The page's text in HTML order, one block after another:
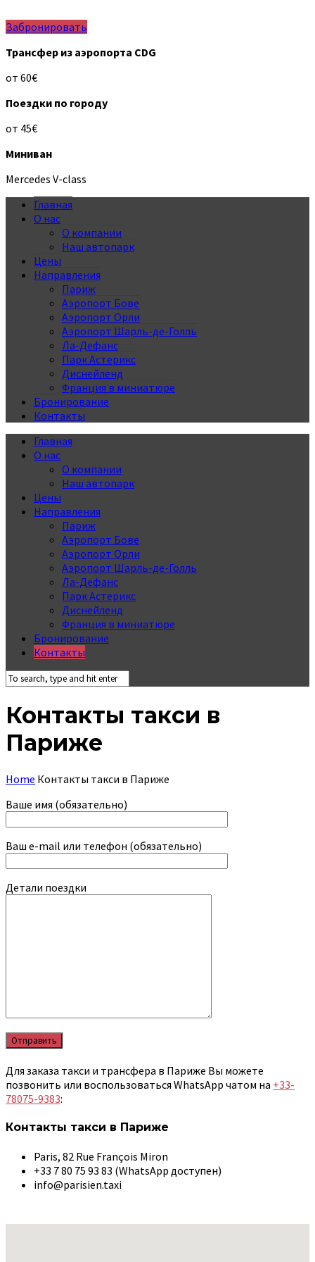
Забронировать
Трансфер из аэропорта CDG
от 60€
Поездки по городу
от 45€
Миниван
Mercedes V-class
Главная
О нас
О компании
Наш автопарк
Цены
Направления
Париж
Аэропорт Бове
Аэропорт Орли
Аэропорт Шарль-де-Голль
Ла-Дефанс
Парк Астерикс
Диснейленд
Франция в миниатюре
Бронирование
Контакты
Главная
О нас
О компании
Наш автопарк
Цены
Направления
Париж
Аэропорт Бове
Аэропорт Орли
Аэропорт Шарль-де-Голль
Ла-Дефанс
Парк Астерикс
Диснейленд
Франция в миниатюре
Бронирование
Контакты
Контакты такси в
Париже
Home Контакты такси в Париже
Ваше имя (обязательно)
Ваш e-mail или телефон (обязательно)
Детали поездки
Для заказа такси и трансфера в Париже Вы можете
позвонить или воспользоваться WhatsApp чатом на +33-
78075-9383:
Контакты такси в Париже
Paris, 82 Rue François Miron
+33 7 80 75 93 83 (WhatsApp доступен)
info@parisien.taxi